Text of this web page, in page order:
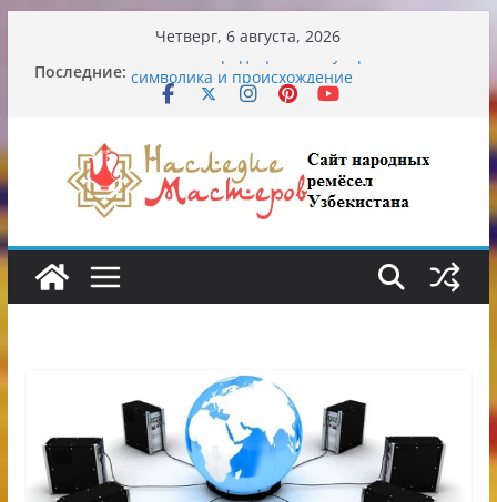
содержимому
Четверг, 6 августа, 2026
Последние: Узбекские традиционные узоры:
символика и происхождение
Опасная диета Алины Загитовой
От знахарей до университетских клиник
Обрушение на одном из ключевых
перекрёстков Ташкента: перекрыт
путепровод на Буюк Ипак Йули